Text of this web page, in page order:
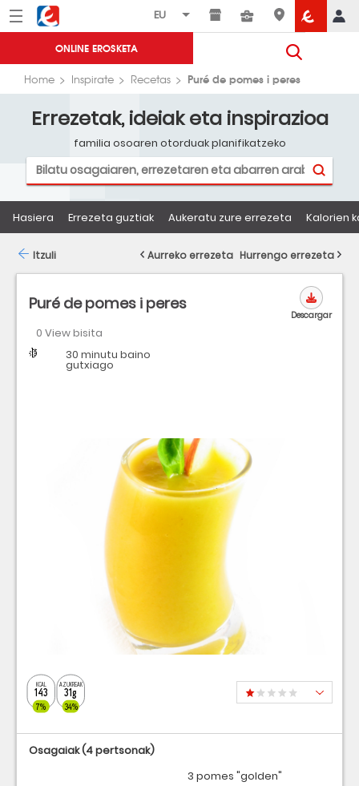
Menú Eroski
ONLINE EROSKETA
Home Inspirate Recetas Puré de pomes i peres
Errezetak, ideiak eta inspirazioa
familia osoaren otorduak planifikatzeko
Hasiera Errezeta guztiak Aukeratu zure errezeta Kalorien
Puré de pomes i peres
0 View bisita
Zailtasuna
Denbora 30 minutu baino
gutxiago
Descargar
KCAL
143
7%
AZUKREAK
31g
34%
Osagaiak(4 pertsonak)
3 pomes "golden"
Itzuli Aurreko errezeta Hurrengo errezeta